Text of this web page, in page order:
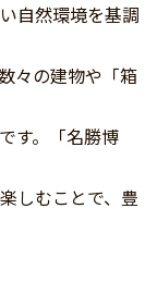
自然環境を基調
々の建物や「箱
す。「名勝博
しむことで、豊